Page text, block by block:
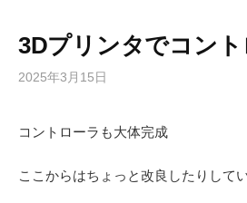
3Dプリンタでコン
2025年3月15日
コントローラも大体完成
ここからはちょっと改良したりして